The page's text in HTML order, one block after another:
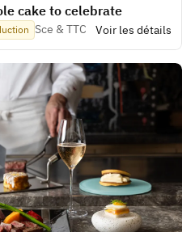
cake to celebrate
Sce & TTC Voir les détails